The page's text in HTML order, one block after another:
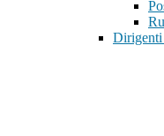
Dirigenti